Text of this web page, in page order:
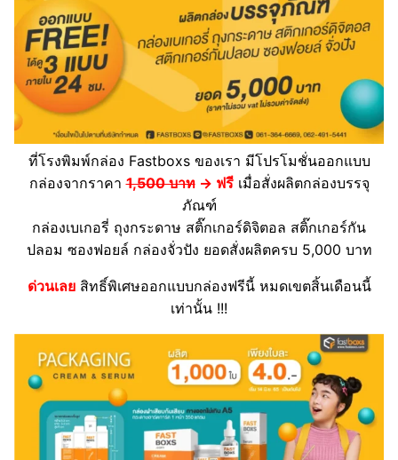
ที่โรงพิมพ์กล่อง Fastboxs ของเรา มีโปรโมชั่นออกแบบ
กล่องจากราคา1,500 บาท→ ฟรีเมื่อสั่งผลิตกล่องบรรจุ
ภัณฑ์
กล่องเบเกอรี่ ถุงกระดาษ สติ๊กเกอร์ดิจิตอล สติ๊กเกอร์กัน
ปลอม ซองฟอยล์ กล่องจั่วปัง ยอดสั่งผลิตครบ 5,000 บาท
ด่วนเลยสิทธิ์พิเศษออกแบบกล่องฟรีนี้ หมดเขตสิ้นเดือนนี้
เท่านั้น !!!